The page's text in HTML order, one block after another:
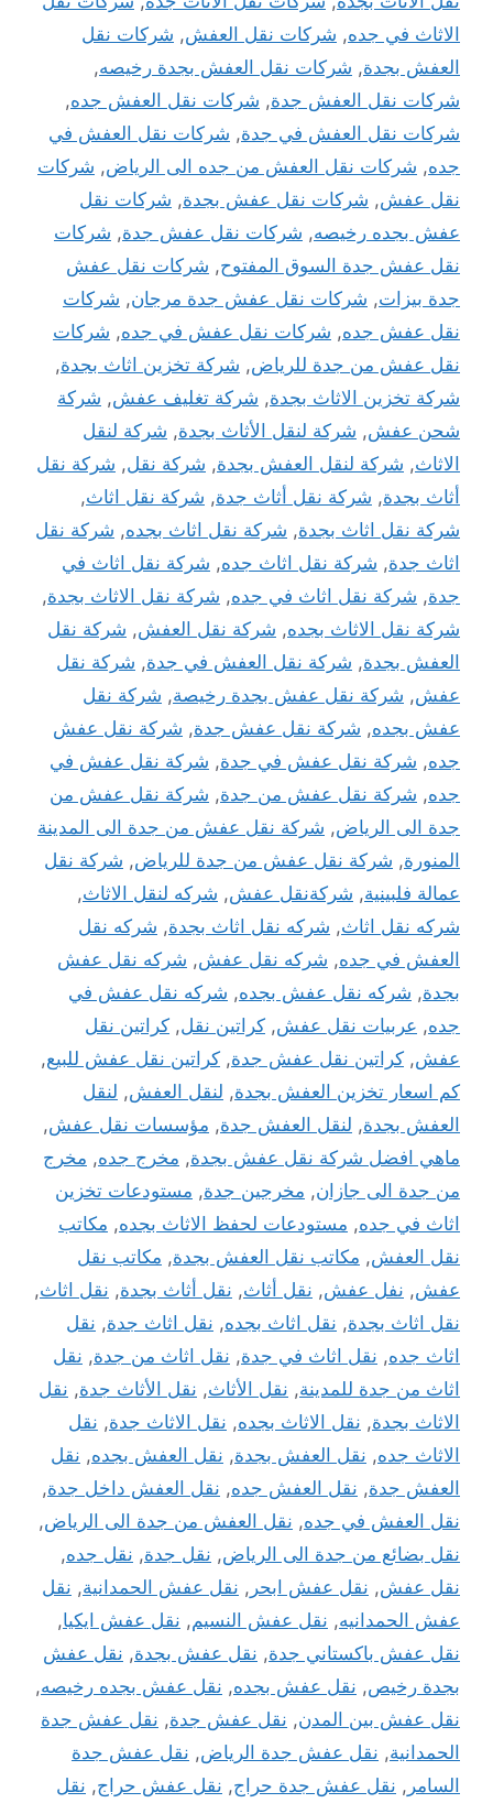
الاثاث في جده, شركات نقل العفش, شركات نقل
العفش بجدة, شركات نقل العفش بجدة رخيصه,
شركات نقل العفش جدة, شركات نقل العفش جده,
شركات نقل العفش في جدة, شركات نقل العفش في
جده, شركات نقل العفش من جده الى الرياض, شركات
نقل عفش, شركات نقل عفش بجدة, شركات نقل
عفش بجده رخيصه, شركات نقل عفش جدة, شركات
نقل عفش جدة السوق المفتوح, شركات نقل عفش
جدة بيزات, شركات نقل عفش جدة مرجان, شركات
نقل عفش جده, شركات نقل عفش في جده, شركات
نقل عفش من جدة للرياض, شركة تخزين اثاث بجدة,
شركة تخزين الاثاث بجدة, شركة تغليف عفش, شركة
شحن عفش, شركة لنقل الأثاث بجدة, شركة لنقل
الاثاث, شركة لنقل العفش بجدة, شركة نقل, شركة نقل
أثاث بجدة, شركة نقل أثاث جدة, شركة نقل اثاث,
شركة نقل اثاث بجدة, شركة نقل اثاث بجده, شركة نقل
اثاث جدة, شركة نقل اثاث جده, شركة نقل اثاث في
جدة, شركة نقل اثاث في جده, شركة نقل الاثاث بجدة,
شركة نقل الاثاث بجده, شركة نقل العفش, شركة نقل
العفش بجدة, شركة نقل العفش في جدة, شركة نقل
عفش, شركة نقل عفش بجدة رخيصة, شركة نقل
عفش بجده, شركة نقل عفش جدة, شركة نقل عفش
جده, شركة نقل عفش في جدة, شركة نقل عفش في
جده, شركة نقل عفش من جدة, شركة نقل عفش من
جدة الى الرياض, شركة نقل عفش من جدة الى المدينة
المنورة, شركة نقل عفش من جدة للرياض, شركة نقل
عمالة فلبينية, شركةنقل عفش, شركه لنقل الاثاث,
شركه نقل اثاث, شركه نقل اثاث بجدة, شركه نقل
العفش في جده, شركه نقل عفش, شركه نقل عفش
بجدة, شركه نقل عفش بجده, شركه نقل عفش في
جده, عربيات نقل عفش, كراتين نقل, كراتين نقل
عفش, كراتين نقل عفش جدة, كراتين نقل عفش للبيع,
كم اسعار تخزين العفش بجدة, لنقل العفش, لنقل
العفش بجدة, لنقل العفش جدة, مؤسسات نقل عفش,
ماهي افضل شركة نقل عفش بجدة, مخرج جده, مخرج
من جدة الى جازان, مخرجين جدة, مستودعات تخزين
اثاث في جده, مستودعات لحفظ الاثاث بجده, مكاتب
نقل العفش, مكاتب نقل العفش بجدة, مكاتب نقل
عفش, نفل عفش, نقل أثاث, نقل أثاث بجدة, نقل اثاث,
نقل اثاث بجدة, نقل اثاث بجده, نقل اثاث جدة, نقل
اثاث جده, نقل اثاث في جدة, نقل اثاث من جدة, نقل
اثاث من جدة للمدينة, نقل الأثاث, نقل الأثاث جدة, نقل
الاثاث بجدة, نقل الاثاث بجده, نقل الاثاث جدة, نقل
الاثاث جده, نقل العفش بجدة, نقل العفش بجده, نقل
العفش جدة, نقل العفش جده, نقل العفش داخل جدة,
نقل العفش في جده, نقل العفش من جدة الى الرياض,
نقل بضائع من جدة الى الرياض, نقل جدة, نقل جده,
نقل عفش, نقل عفش ابحر , نقل عفش الحمدانية, نقل
عفش الحمدانيه, نقل عفش النسيم, نقل عفش ايكيا,
نقل عفش باكستاني جدة, نقل عفش بجدة, نقل عفش
بجدة رخيص, نقل عفش بجده, نقل عفش بجده رخيصه,
نقل عفش بين المدن, نقل عفش جدة, نقل عفش جدة
الحمدانية, نقل عفش جدة الرياض, نقل عفش جدة
السامر , نقل عفش جدة حراج, نقل عفش حراج, نقل